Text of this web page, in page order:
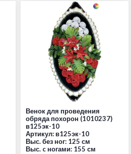
Венок для проведения
обряда похорон (1010237)
в125эк-10
Артикул: в125эк-10
Выс. без ног: 125 см
Выс. c ногами: 155 см